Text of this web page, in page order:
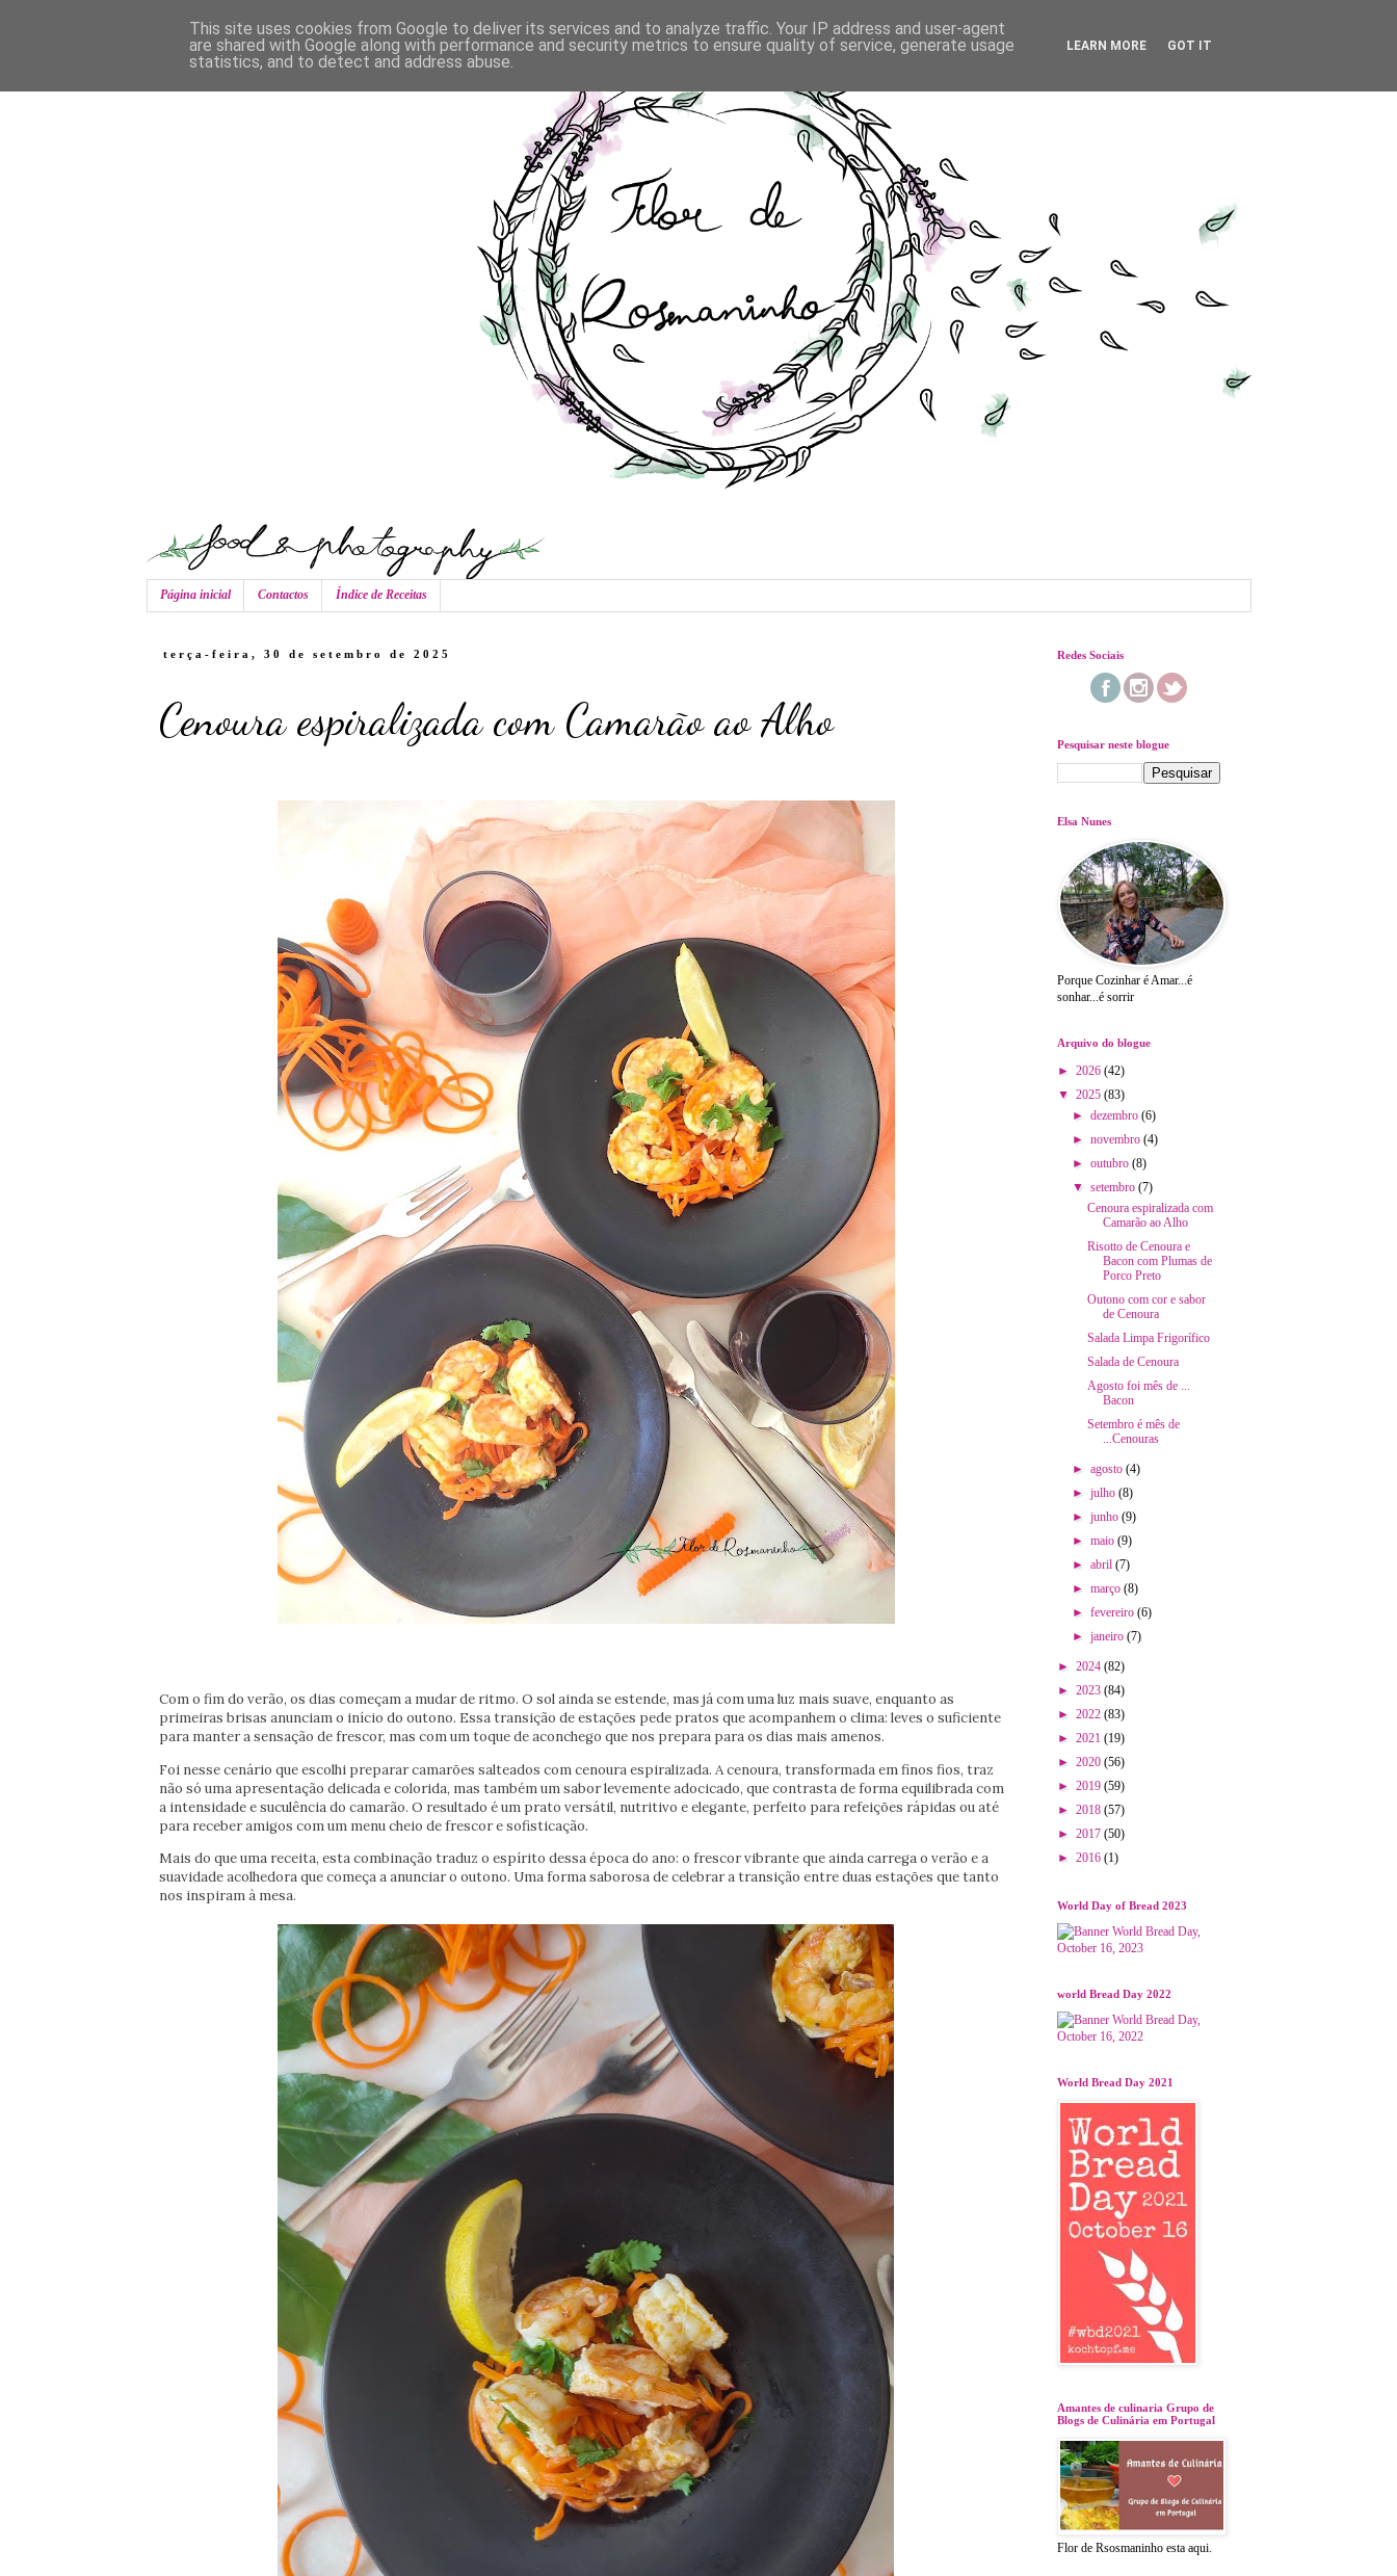
Página inicial Contactos Índice de Receitas
terça-feira, 30 de setembro de 2025
Cenoura espiralizada com Camarão ao Alho
Com o fim do verão, os dias começam a mudar de ritmo. O sol ainda se estende, mas já com uma luz mais suave, enquanto as
primeiras brisas anunciam o início do outono. Essa transição de estações pede pratos que acompanhem o clima: leves o suficiente
para manter a sensação de frescor, mas com um toque de aconchego que nos prepara para os dias mais amenos.
Foi nesse cenário que escolhi preparar camarões salteados com cenoura espiralizada. A cenoura, transformada em finos fios, traz
não só uma apresentação delicada e colorida, mas também um sabor levemente adocicado, que contrasta de forma equilibrada com
a intensidade e suculência do camarão. O resultado é um prato versátil, nutritivo e elegante, perfeito para refeições rápidas ou até
para receber amigos com um menu cheio de frescor e sofisticação.
Mais do que uma receita, esta combinação traduz o espírito dessa época do ano: o frescor vibrante que ainda carrega o verão e a
suavidade acolhedora que começa a anunciar o outono. Uma forma saborosa de celebrar a transição entre duas estações que tanto
nos inspiram à mesa.
Redes Sociais
Pesquisar neste blogue
Elsa Nunes
Porque Cozinhar é Amar...é
sonhar...é sorrir
Arquivo do blogue
► 2026 (42)
▼ 2025 (83)
► dezembro (6)
► novembro (4)
► outubro (8)
▼ setembro (7)
Cenoura espiralizada com
Camarão ao Alho
Risotto de Cenoura e
Bacon com Plumas de
Porco Preto
Outono com cor e sabor
de Cenoura
Salada Limpa Frigorífico
Salada de Cenoura
Agosto foi mês de ...
Bacon
Setembro é mês de
...Cenouras
► agosto (4)
► julho (8)
► junho (9)
► maio (9)
► abril (7)
► março (8)
► fevereiro (6)
► janeiro (7)
► 2024 (82)
► 2023 (84)
► 2022 (83)
► 2021 (19)
► 2020 (56)
► 2019 (59)
► 2018 (57)
► 2017 (50)
► 2016 (1)
World Day of Bread 2023
world Bread Day 2022
World Bread Day 2021
Amantes de culinaria Grupo de
Blogs de Culinária em Portugal
Flor de Rsosmaninho esta aqui.
This site uses cookies from Google to deliver its services and to analyze traffic. Your IP address and user-agent
are shared with Google along with performance and security metrics to ensure quality of service, generate usage
statistics, and to detect and address abuse.
LEARN MORE GOT IT